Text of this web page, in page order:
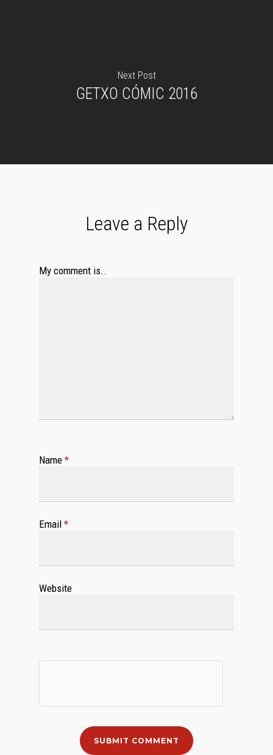
Next Post
GETXO CÓMIC 2016
Leave a Reply
My comment is..
Name *
Email *
Website